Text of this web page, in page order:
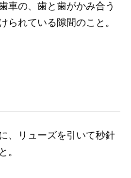
車の、歯と歯がかみ合う
られている隙間のこと。
、リューズを引いて秒針
。